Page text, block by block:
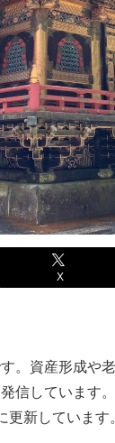
X
。資産形成や
信しています
更新しています